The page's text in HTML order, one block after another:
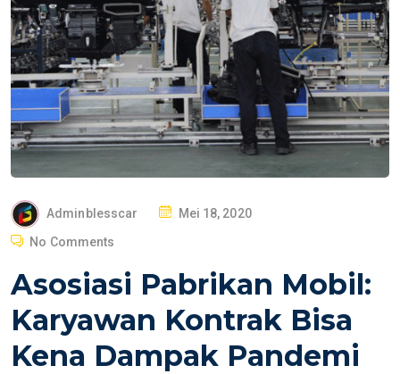
Adminblesscar
P
T
D
O
Mei 18, 2020
No Comments
Asosiasi Pabrikan Mobil:
Karyawan Kontrak Bisa
Kena Dampak Pandemi